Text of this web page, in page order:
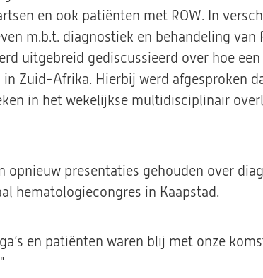
en ook patiënten met ROW. In
m.b.t. diagnostiek en behandeling van
uitgebreid gediscussieerd over hoe
Zuid-Afrika. Hierbij werd afgesproken
in het wekelijkse multidisciplinair
opnieuw presentaties gehouden over
hematologiecongres in Kaapstad.
en patiënten waren blij met onze